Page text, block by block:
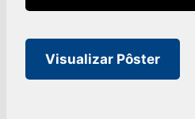
Visualizar Pôster